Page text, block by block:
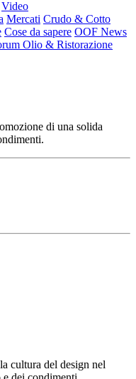
Video
Mercati Crudo & Cotto
Cose da sapere OOF News
Olio & Ristorazione
di una solida
cultura del design nel